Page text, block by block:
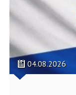
04.08.2026